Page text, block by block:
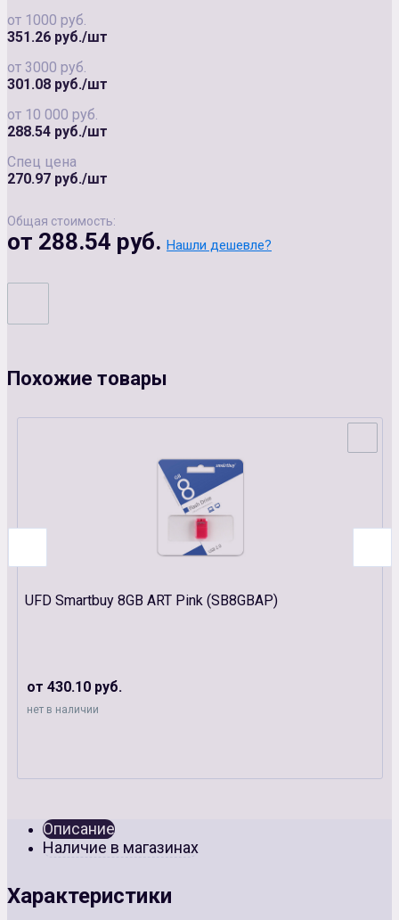
от 1000 руб.
351.26 руб./шт
от 3000 руб.
301.08 руб./шт
от 10 000 руб.
288.54 руб./шт
Спец цена
270.97 руб./шт
Общая стоимость:
от 288.54 руб. Нашли дешевле?
Похожие товары
UFD Smartbuy 8GB ART Pink (SB8GBAP)
от 430.10 руб.
нет в наличии
Описание
Наличие в магазинах
Характеристики